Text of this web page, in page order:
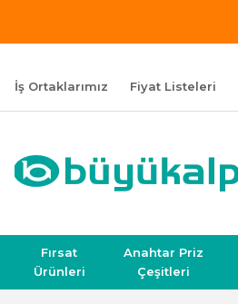
İş Ortaklarımız Fiyat Listeleri
Fırsat
Ürünleri
Anahtar Priz
Çeşitleri